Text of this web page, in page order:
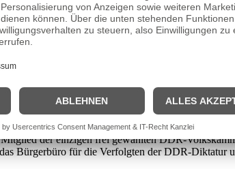
Sondershausen geboren. Lengsfeld
Akademie der Wissenschaftender DDR tätig.
Institut für Wissenschaftliche Information
Lengsfeld zu den Mitbegründern des
in der DDR.
neuerlichen SED-Parteiverfahren. Es
der Liebknecht- und Luxemburg
of religion am St. John´s College in Cambridge.
der einzigen frei gewählten DDR-
Bürgerbüro für die Verfolgten der DDR-Diktatur